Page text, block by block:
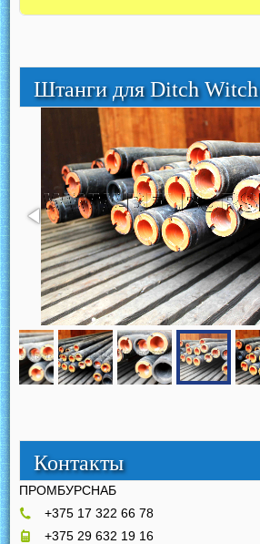
Штанги для Ditch Witch
Контакты
ПРОМБУРСНАБ
+375 17 322 66 78
+375 29 632 19 16